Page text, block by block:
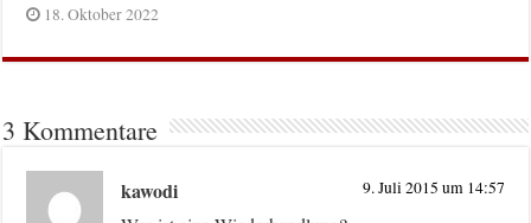
18. Oktober 2022
3 Kommentare
kawodi 9. Juli 2015 um 14:57